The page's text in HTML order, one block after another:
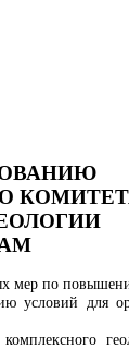
мер по
условий для